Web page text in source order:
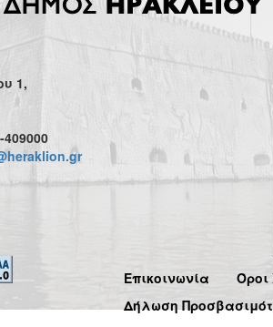
1,
Επικοινωνία
Όροι
Δήλωση